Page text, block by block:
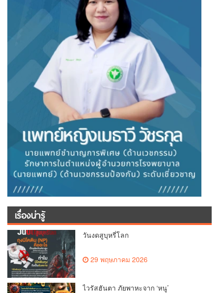
เรื่องน่ารู้
วันงดสูบุหรี่โลก
29 พฤษภาคม 2026
ไวรัสฮันตา ภัยพาหะจาก ‘หนู’